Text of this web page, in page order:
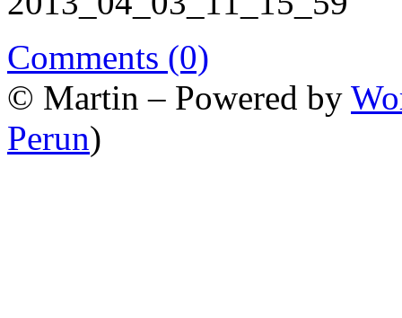
Comments (0)
© Martin – Powered by
Perun)